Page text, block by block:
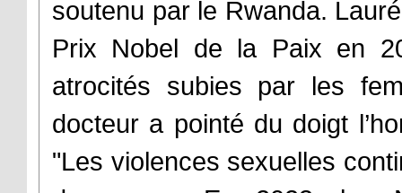
soutenu par le Rwanda.
Prix Nobel de la Paix en
atrocités subies par les
docteur a pointé du doigt
"Les violences sexuelles